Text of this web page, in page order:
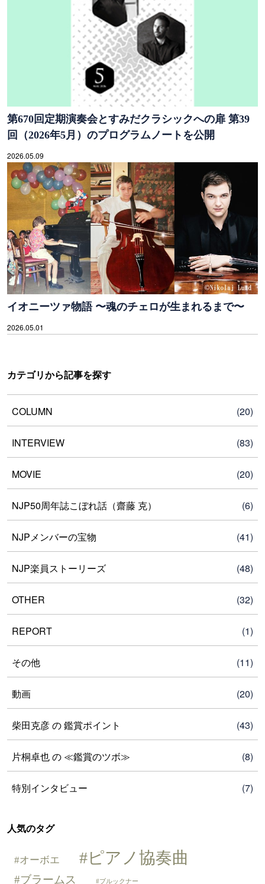
第670回定期演奏会とすみだクラシックへの扉 第39
回（2026年5月）のプログラムノートを公開
2026.05.09
イオニーツァ物語 〜魂のチェロが生まれるまで〜
2026.05.01
カテゴリから記事を探す
COLUMN (20)
INTERVIEW (83)
MOVIE (20)
NJP50周年誌こぼれ話（齋藤 克） (6)
NJPメンバーの宝物 (41)
NJP楽員ストーリーズ (48)
OTHER (32)
REPORT (1)
その他 (11)
動画 (20)
柴田克彦 の 鑑賞ポイント (43)
片桐卓也 の ≪鑑賞のツボ≫ (8)
特別インタビュー (7)
人気のタグ
オーボエ ピアノ協奏曲
ブラームス ブルックナー